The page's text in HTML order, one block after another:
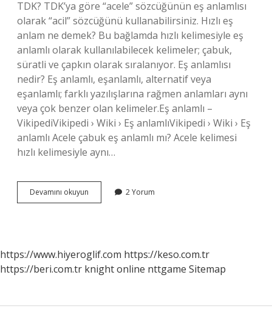
TDK? TDK’ya göre “acele” sözcüğünün eş anlamlısı
olarak “acil” sözcüğünü kullanabilirsiniz. Hızlı eş
anlam ne demek? Bu bağlamda hızlı kelimesiyle eş
anlamlı olarak kullanılabilecek kelimeler; çabuk,
süratli ve çapkın olarak sıralanıyor. Eş anlamlısı
nedir? Eş anlamlı, eşanlamlı, alternatif veya
eşanlamlı; farklı yazılışlarına rağmen anlamları aynı
veya çok benzer olan kelimeler.Eş anlamlı –
VikipediVikipedi › Wiki › Eş anlamlıVikipedi › Wiki › Eş
anlamlı Acele çabuk eş anlamlı mı? Acele kelimesi
hızlı kelimesiyle aynı…
Devamını okuyun
Ve
2 Yorum
https://www.hiyeroglif.com https://keso.com.tr
https://beri.com.tr knight online nttgame Sitemap